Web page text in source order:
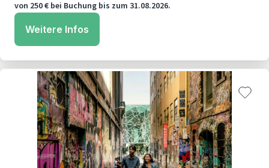
von 250 € bei Buchung bis zum 31.08.2026.
Weitere Infos